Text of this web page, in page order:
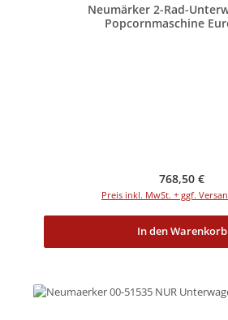
Neumärker 2-Rad-
Popcornmaschine
Regulärer
768,50 €
Preis inkl. MwSt. + ggf.
In den Warenkorb